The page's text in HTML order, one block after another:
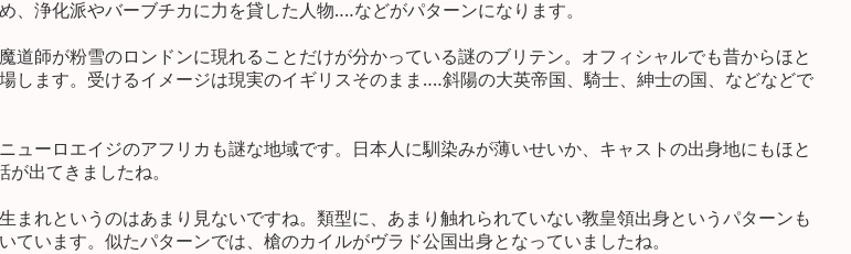
浄化派やバーブチカに力を貸した人物‥‥などがパターンになります。
師が粉雪のロンドンに現れることだけが分かっている謎のブリテン。オフィシャルでも昔からほと
ます。受けるイメージは現実のイギリスそのまま‥‥斜陽の大英帝国、騎士、紳士の国、などなどで
ューロエイジのアフリカも謎な地域です。日本人に馴染みが薄いせいか、キャストの出身地にもほと
出てきましたね。
れというのはあまり見ないですね。類型に、あまり触れられていない教皇領出身というパターンも
います。似たパターンでは、槍のカイルがヴラド公国出身となっていましたね。